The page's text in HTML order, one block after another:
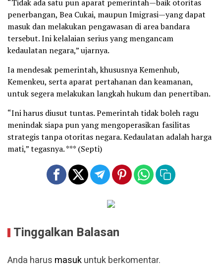
“Tidak ada satu pun aparat pemerintah—baik otoritas
penerbangan, Bea Cukai, maupun Imigrasi—yang dapat
masuk dan melakukan pengawasan di area bandara
tersebut. Ini kelalaian serius yang mengancam
kedaulatan negara,” ujarnya.
Ia mendesak pemerintah, khususnya Kemenhub,
Kemenkeu, serta aparat pertahanan dan keamanan,
untuk segera melakukan langkah hukum dan penertiban.
“Ini harus diusut tuntas. Pemerintah tidak boleh ragu
menindak siapa pun yang mengoperasikan fasilitas
strategis tanpa otoritas negara. Kedaulatan adalah harga
mati,” tegasnya. *** (Septi)
Tinggalkan Balasan
Anda harus masukuntuk berkomentar.